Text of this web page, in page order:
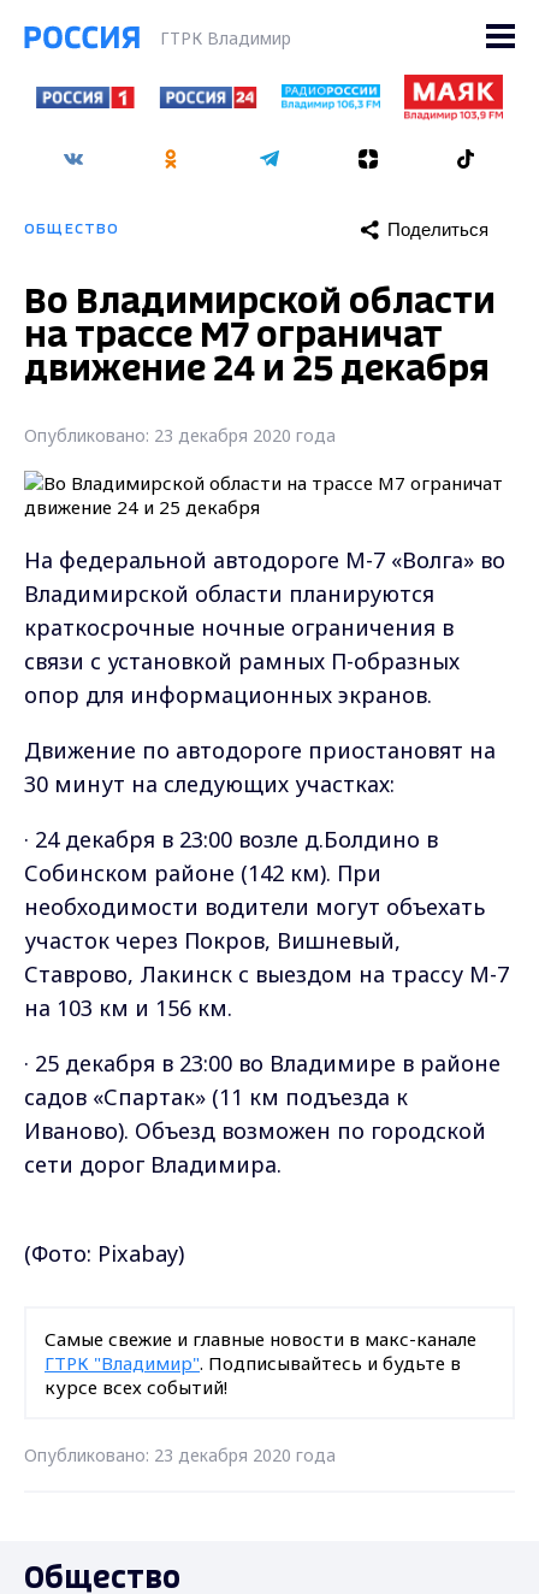
ГТРК Владимир
ОБЩЕСТВО Поделиться
Во Владимирской области
на трассе М7 ограничат
движение 24 и 25 декабря
Опубликовано: 23 декабря 2020 года
На федеральной автодороге М-7 «Волга» во
Владимирской области планируются
краткосрочные ночные ограничения в
связи с установкой рамных П-образных
опор для информационных экранов.
Движение по автодороге приостановят на
30 минут на следующих участках:
· 24 декабря в 23:00 возле д.Болдино в
Собинском районе (142 км). При
необходимости водители могут объехать
участок через Покров, Вишневый,
Ставрово, Лакинск с выездом на трассу М-7
на 103 км и 156 км.
· 25 декабря в 23:00 во Владимире в районе
садов «Спартак» (11 км подъезда к
Иваново). Объезд возможен по городской
сети дорог Владимира.
(Фото: Pixabay)
Самые свежие и главные новости в макс-канале
ГТРК "Владимир". Подписывайтесь и будьте в
курсе всех событий!
Опубликовано: 23 декабря 2020 года
Общество